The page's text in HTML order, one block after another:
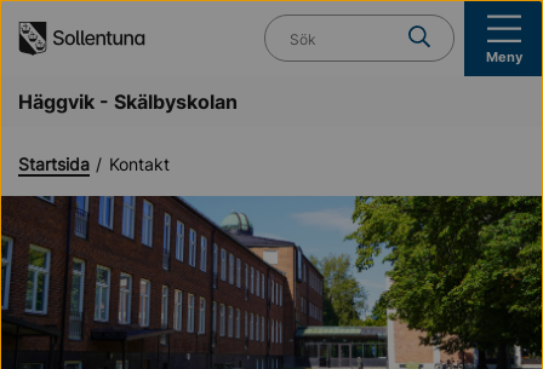
Vad söker du?
Meny
Häggvik - Skälbyskolan
Startsida Kontakt